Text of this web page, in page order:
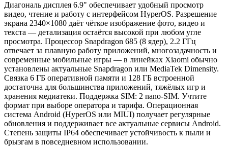
Диагональ дисплея 6.9" обеспечивает удобный просмотр
видео, чтение и работу с интерфейсом HyperOS. Разрешение
экрана 2340×1080 даёт чёткое изображение фото, видео и
текста — детализация остаётся высокой при любом угле
просмотра. Процессор Snapdragon 685 (8 ядер), 2.2 ГГц
отвечает за плавную работу приложений, многозадачность и
современные мобильные игры — в линейках Xiaomi обычно
установлены актуальные Snapdragon или MediaTek Dimensity.
Связка 6 ГБ оперативной памяти и 128 ГБ встроенной
достаточна для большинства приложений, тяжёлых игр и
хранения медиатеки. Поддержка SIM: 2 nano-SIM. Учтите
формат при выборе оператора и тарифа. Операционная
система Android (HyperOS или MIUI) получает регулярные
обновления и поддерживает все актуальные сервисы Android.
Степень защиты IP64 обеспечивает устойчивость к пыли и
брызгам в повседневном использовании.